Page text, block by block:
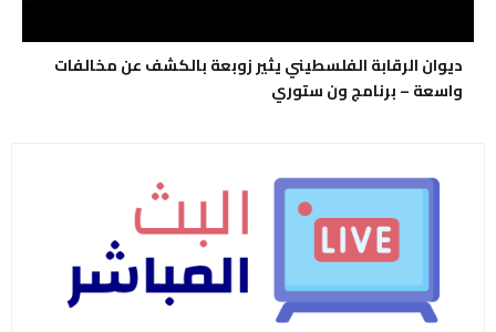
ديوان الرقابة الفلسطيني يثير زوبعة بالكشف عن مخالفات
واسعة – برنامج ون ستوري